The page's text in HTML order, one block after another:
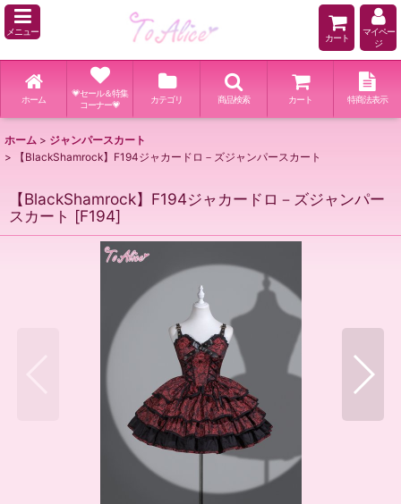
メニュー
カート
マイペー
ジ
ホーム
💗セール＆特集
コーナー💗
カテゴリ 商品検索 カート 特商法表示
ホーム > ジャンパースカート
>
【BlackShamrock】F194ジャカードロ－ズジャンパースカート
【BlackShamrock】F194ジャカードロ－ズジャンパー
スカート [F194]